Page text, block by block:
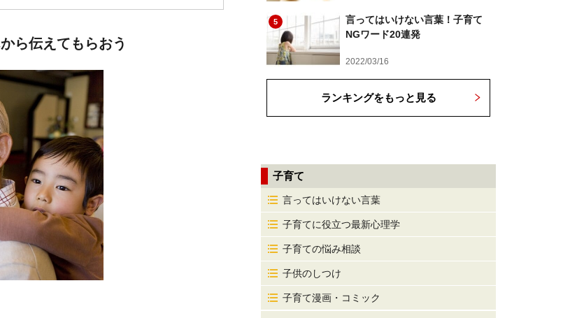
ら伝えてもらおう
5
言ってはいけない言葉！子育て
NGワード20連発
2022/03/16
ランキングをもっと見る
子育て
言ってはいけない言葉
子育てに役立つ最新心理学
子育ての悩み相談
子供のしつけ
子育て漫画・コミック